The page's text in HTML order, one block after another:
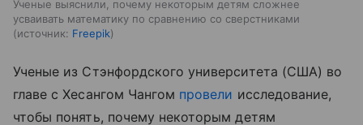
Ученые выяснили, почему некоторым детям сложнее
усваивать математику по сравнению со сверстниками
источник: Freepik
Ученые из Стэнфордского университета (США) во
главе с Хесангом Чангом провели исследование,
чтобы понять, почему некоторым детям